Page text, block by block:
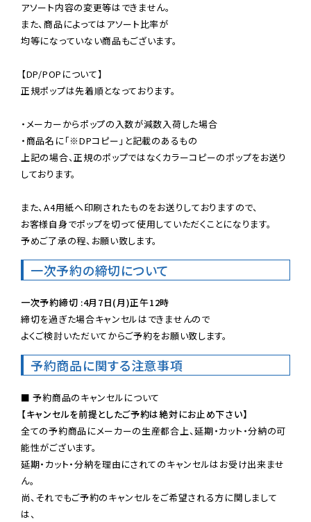
アソート内容の変更等はできません。
また、商品によってはアソート比率が
均等になっていない商品もございます。
【DP/POPについて】
正規ポップは先着順となっております。
・メーカーからポップの入数が減数入荷した場合
・商品名に「※DPコピー」と記載のあるもの
上記の場合、正規のポップではなくカラーコピーのポップをお送り
しております。
また、A4用紙へ印刷されたものをお送りしておりますので、
お客様自身でポップを切って使用していただくことになります。
予めご了承の程、お願い致します。
一次予約の締切について
一次予約締切 :4月7日(月)正午12時
締切を過ぎた場合キャンセルはできませんので
よくご検討いただいてからご予約をお願い致します。
予約商品に関する注意事項
【キャンセルを前提としたご予約は絶対にお止め下さい】
全ての予約商品にメーカーの生産都合上、延期・カット・分納の可
能性がございます。
延期・カット・分納を理由にされてのキャンセルはお受け出来ませ
ん。
尚、それでもご予約のキャンセルをご希望される方に関しまして
は、